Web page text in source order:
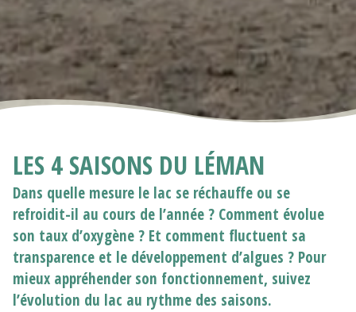
LES 4 SAISONS DU LÉMAN
Dans quelle mesure le lac se réchauffe ou se
refroidit-il au cours de l’année ? Comment évolue
son taux d’oxygène ? Et comment fluctuent sa
transparence et le développement d’algues ? Pour
mieux appréhender son fonctionnement, suivez
l’évolution du lac au rythme des saisons.